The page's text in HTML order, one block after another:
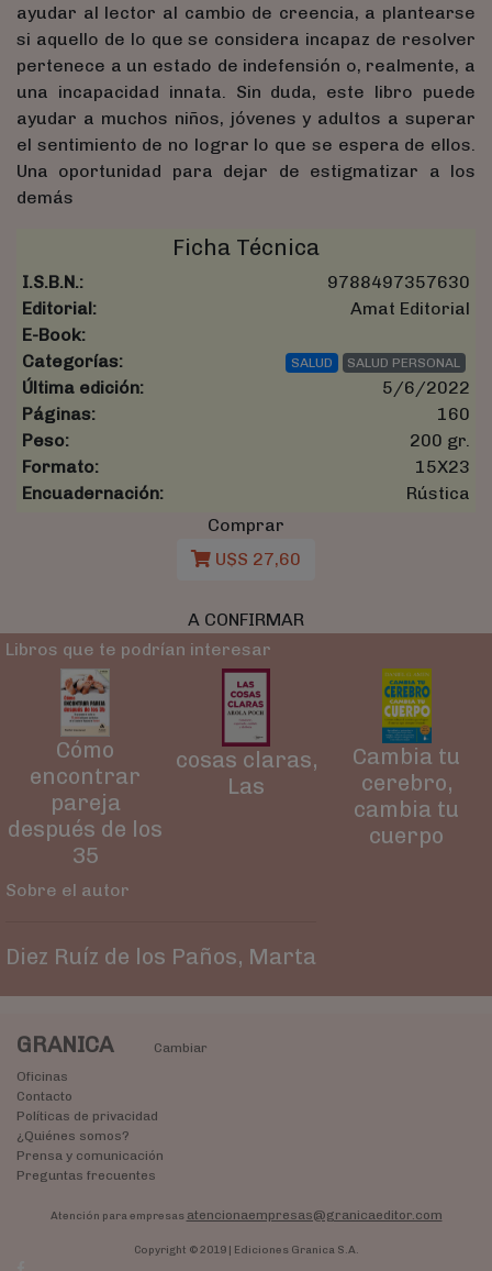
ayudar al lector al cambio de creencia, a plantearse
si aquello de lo que se considera incapaz de resolver
pertenece a un estado de indefensión o, realmente, a
una incapacidad innata. Sin duda, este libro puede
ayudar a muchos niños, jóvenes y adultos a superar
el sentimiento de no lograr lo que se espera de ellos.
Una oportunidad para dejar de estigmatizar a los
demás
Ficha Técnica
I.S.B.N.:
9788497357630
Editorial:
Amat Editorial
E-Book:
Categorías:
SALUD SALUD PERSONAL
Última edición:
5/6/2022
Páginas:
160
Peso:
200 gr.
Formato:
15X23
Encuadernación:
Rústica
Comprar
U$S 27,60
A CONFIRMAR
Libros que te podrían interesar
Cómo
encontrar
pareja
después de los
35
cosas claras,
Las
Cambia tu
cerebro,
cambia tu
cuerpo
Sobre el autor
Diez Ruíz de los Paños, Marta
GRANICA
Cambiar
Oficinas
Contacto
Políticas de privacidad
¿Quiénes somos?
Prensa y comunicación
Preguntas frecuentes
Atención para empresas atencionaempresas@granicaeditor.com
Copyright © 2019 | Ediciones Granica S.A.